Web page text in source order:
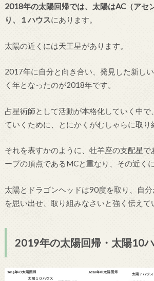
2018年の太陽回帰では、太陽はAC（アセ
り、１ハウスにあります。
太陽の近くには天王星があります。
2017年に自分と向き合い、発見した新し
く年となったのが2018年です。
占星術師として活動が本格化していく中で
ていくために、とにかくがむしゃらに取り
それを表すかのように、牡羊座の支配星で
ープの頂点であるMCと重なり、その近く
太陽とドラゴンヘッドは90度を取り、自
を思い出せ、取り組みなさいと強く伝えて
2019年の太陽回帰・太陽10